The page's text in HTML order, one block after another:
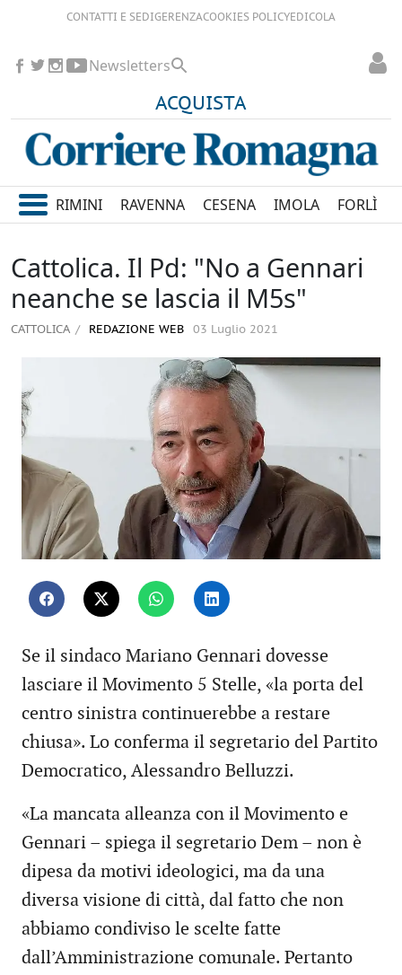
CONTATTI E SEDIGERENZACOOKIES POLICYEDICOLA
ACQUISTA
Newsletters
RIMINI RAVENNA CESENA IMOLA FORLÌ
Cattolica. Il Pd: "No a Gennari
neanche se lascia il M5s"
CATTOLICA REDAZIONE WEB 03 Luglio 2021
Se il sindaco Mariano Gennari dovesse
lasciare il Movimento 5 Stelle, «la porta del
centro sinistra continuerebbe a restare
chiusa». Lo conferma il segretario del Partito
Democratico, Alessandro Belluzzi.
«La mancata alleanza con il Movimento e
Gennari – spiega il segretario Dem – non è
dipesa da motivi ideologici, ma da una
diversa visione di città, dal fatto che non
abbiamo condiviso le scelte fatte
dall’Amministrazione comunale. Pertanto